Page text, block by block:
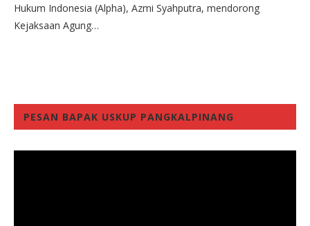
Hukum Indonesia (Alpha), Azmi Syahputra, mendorong
Kejaksaan Agung…
PESAN BAPAK USKUP PANGKALPINANG